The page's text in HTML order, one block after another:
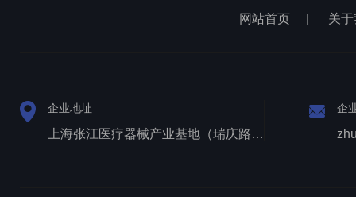
网站首页 关
企业地址
上海张江医疗器械产业基地（瑞庆路528号）
企